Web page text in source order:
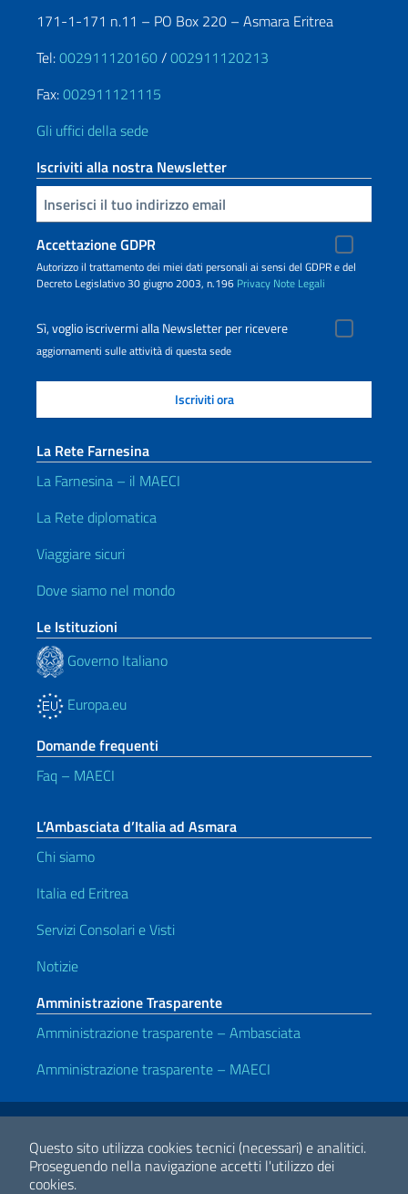
Questo sito utilizza cookies tecnici (necessari) e analitici.
Proseguendo nella navigazione accetti l'utilizzo dei
cookies.
171-1-171 n.11 – PO Box 220 – Asmara Eritrea
Tel:002911120160/002911120213
Fax:002911121115
Gli uffici della sede
Iscriviti alla nostra Newsletter
Inserisci la tua email
Accettazione GDPR
Autorizzo il trattamento dei miei dati personali ai sensi del GDPR e del
Decreto Legislativo 30 giugno 2003, n.196 Privacy Note Legali
Sì, voglio iscrivermi alla Newsletter per ricevere
aggiornamenti sulle attività di questa sede
La Rete Farnesina
La Farnesina – il MAECI
La Rete diplomatica
Viaggiare sicuri
Dove siamo nel mondo
Le Istituzioni
Governo Italiano
Europa.eu
Domande frequenti
Faq – MAECI
L’Ambasciata d’Italia ad Asmara
Chi siamo
Italia ed Eritrea
Servizi Consolari e Visti
Notizie
Amministrazione Trasparente
Amministrazione trasparente – Ambasciata
Amministrazione trasparente – MAECI
Link Utili